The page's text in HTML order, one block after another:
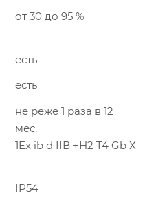
от 30 до 95 %
есть
есть
не реже 1 раза в 12
мес.
1Ex ib d IIВ +Н2 T4 Gb Х
IP54